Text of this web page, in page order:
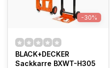
-30%
BLACK+DECKER
Sackkarre BXWT-H305